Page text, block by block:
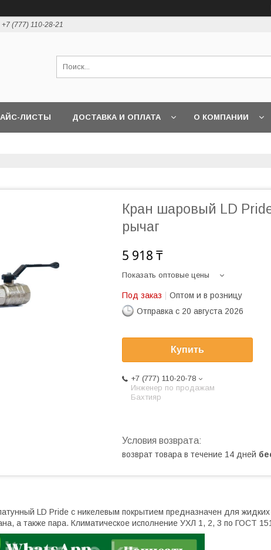
+7 (777) 110-28-21
ЛИСТЫ ДОСТАВКА И ОПЛАТА О КОМПАНИИ
Кран шаровый LD
рычаг
5 918 ₸
Показать оптовые цены
Под заказ
Оптом и в розницу
Отправка с 20 августа 2026
Купить
+7 (777) 110-20-78
Инженер по продажам
Бахтияр
возврат товара в течение 14 дней
LD Pride с никелевым покрытием предназначен для жидких
а также пара. Климатическое исполнение УХЛ 1, 2, 3 по ГОСТ